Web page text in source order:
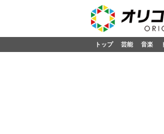
トップ 芸能 音楽